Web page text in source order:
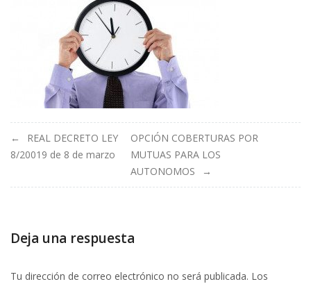
Navegación
de
entradas
REAL DECRETO LEY
8/20019 de 8 de marzo
OPCIÓN COBERTURAS POR
MUTUAS PARA LOS
AUTONOMOS
Deja una respuesta
Tu dirección de correo electrónico no será publicada. Los